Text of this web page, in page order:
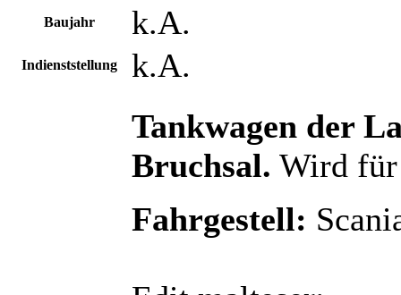
Baujahr k.A.
Indienststellung k.A.
Tankwagen der
Bruchsal. Wird für
Fahrgestell: